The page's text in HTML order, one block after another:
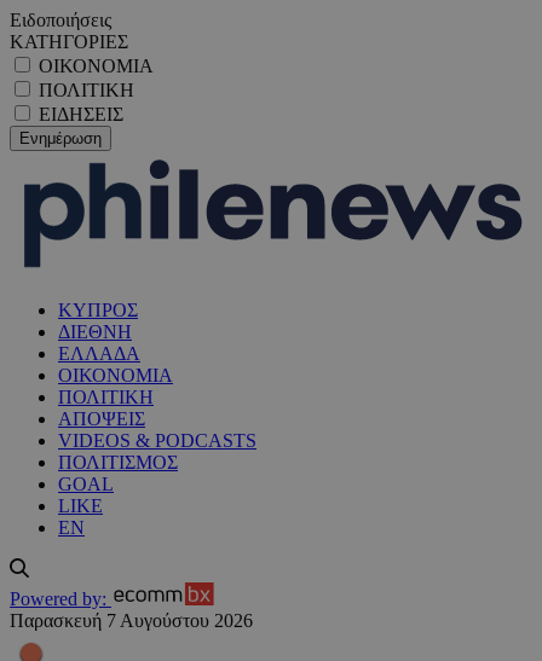
Ειδοποιήσεις
ΚΑΤΗΓΟΡΙΕΣ
ΟΙΚΟΝΟΜΙΑ
ΠΟΛΙΤΙΚΗ
ΕΙΔΗΣΕΙΣ
ΚΥΠΡΟΣ
ΔΙΕΘΝΗ
ΕΛΛΑΔΑ
ΟΙΚΟΝΟΜΙΑ
ΠΟΛΙΤΙΚΗ
ΑΠΟΨΕΙΣ
VIDEOS & PODCASTS
ΠΟΛΙΤΙΣΜΟΣ
GOAL
LIKE
EN
Powered by:
Παρασκευή 7 Αυγούστου 2026